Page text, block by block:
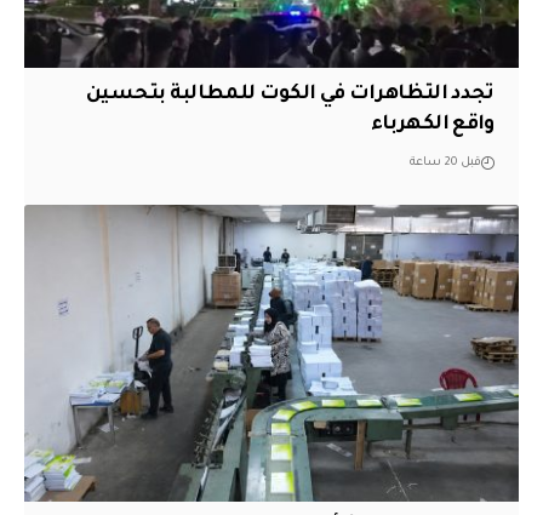
تجدد التظاهرات في الكوت للمطالبة بتحسين
واقع الكهرباء
قبل 20 ساعة